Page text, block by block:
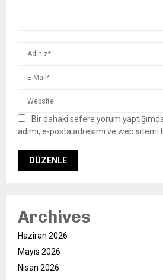
Bir dahaki sefere yorum
adımı, e-posta adresimi ve web sitemi
Archives
Haziran 2026
Mayıs 2026
Nisan 2026